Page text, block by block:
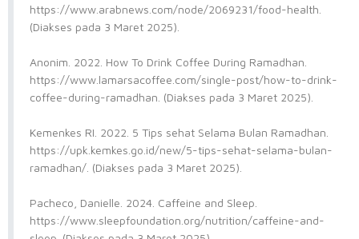
https://www.arabnews.com/node/2069231/food-health.
(Diakses pada 3 Maret 2025).
Anonim. 2022. How To Drink Coffee During Ramadhan.
https://www.lamarsacoffee.com/single-post/how-to-drink-
coffee-during-ramadhan. (Diakses pada 3 Maret 2025).
Kemenkes RI. 2022. 5 Tips sehat Selama Bulan Ramadhan.
https://upk.kemkes.go.id/new/5-tips-sehat-selama-bulan-
ramadhan/. (Diakses pada 3 Maret 2025).
Pacheco, Danielle. 2024. Caffeine and Sleep.
https://www.sleepfoundation.org/nutrition/caffeine-and-